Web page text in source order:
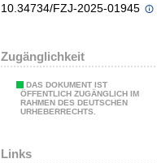
10.34734/FZJ-2025-01945
Zugänglichkeit
DAS DOKUMENT IST
ÖFFENTLICH ZUGÄNGLICH IM
RAHMEN DES DEUTSCHEN
URHEBERRECHTS.
Links